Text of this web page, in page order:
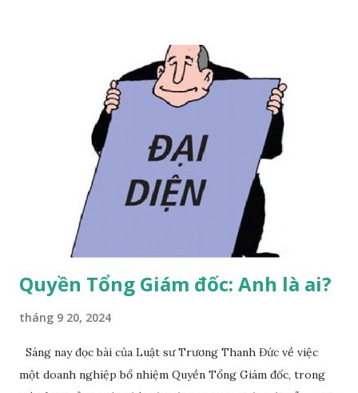
Quyền Tổng Giám đốc: Anh là ai?
tháng 9 20, 2024
Sáng nay đọc bài của Luật sư Trương Thanh Đức về việc
một doanh nghiệp bổ nhiệm Quyền Tổng Giám đốc, trong